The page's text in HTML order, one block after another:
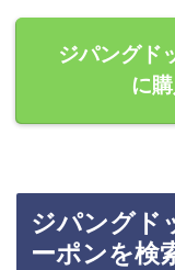
ジパングド
に
ジパングド
ーポンを検